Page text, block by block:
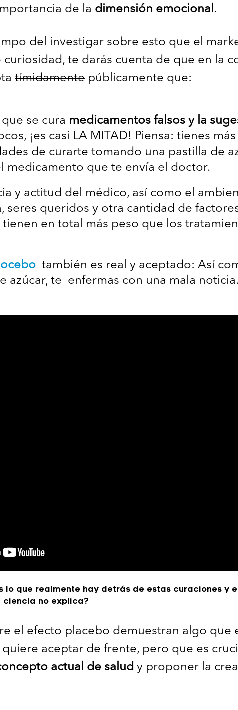
de la dimensión emocional.
del investigar sobre esto que el
te darás cuenta de que en la
tímidamente públicamente que:
se cura medicamentos falsos y la
¡es casi LA MITAD! Piensa: tienes
de curarte tomando una pastilla de
medicamento que te envía el doctor.
y actitud del médico, así como el
seres queridos y otra cantidad de
en total más peso que los
también es real y aceptado: Así
azúcar, te enfermas con una mala noticia.
lo que realmente hay detrás de estas curaciones y
no explica?
el efecto placebo demuestran algo que
aceptar de frente, pero que es
actual de salud y proponer la